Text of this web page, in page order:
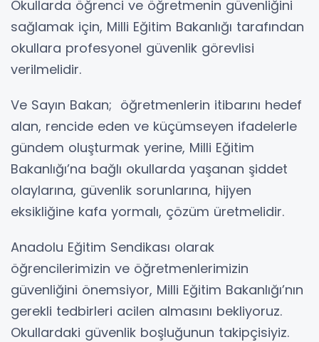
Okullarda öğrenci ve öğretmenin güvenliğini
sağlamak için, Milli Eğitim Bakanlığı tarafından
okullara profesyonel güvenlik görevlisi
verilmelidir.
Ve Sayın Bakan; öğretmenlerin itibarını hedef
alan, rencide eden ve küçümseyen ifadelerle
gündem oluşturmak yerine, Milli Eğitim
Bakanlığı’na bağlı okullarda yaşanan şiddet
olaylarına, güvenlik sorunlarına, hijyen
eksikliğine kafa yormalı, çözüm üretmelidir.
Anadolu Eğitim Sendikası olarak
öğrencilerimizin ve öğretmenlerimizin
güvenliğini önemsiyor, Milli Eğitim Bakanlığı’nın
gerekli tedbirleri acilen almasını bekliyoruz.
Okullardaki güvenlik boşluğunun takipçisiyiz.